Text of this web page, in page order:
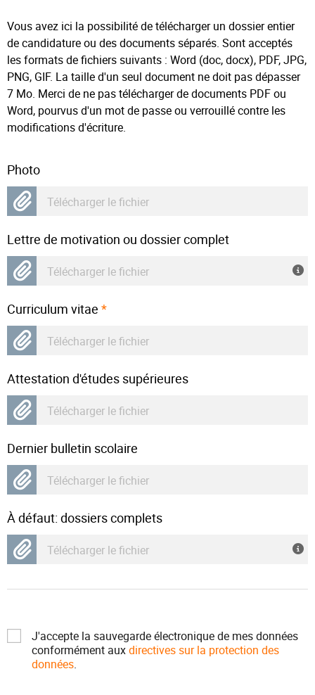
Vous avez ici la possibilité de télécharger un dossier entier
de candidature ou des documents séparés. Sont acceptés
les formats de fichiers suivants : Word (doc, docx), PDF, JPG,
PNG, GIF. La taille d'un seul document ne doit pas dépasser
7 Mo. Merci de ne pas télécharger de documents PDF ou
Word, pourvus d'un mot de passe ou verrouillé contre les
modifications d'écriture.
Photo
Télécharger le fichier
Lettre de motivation ou dossier complet
Télécharger le fichier
Curriculum vitae *
Télécharger le fichier
Attestation d'études supérieures
Télécharger le fichier
Dernier bulletin scolaire
Télécharger le fichier
À défaut: dossiers complets
Télécharger le fichier
J'accepte la sauvegarde électronique de mes données
conformément auxdirectives sur la protection des
données.